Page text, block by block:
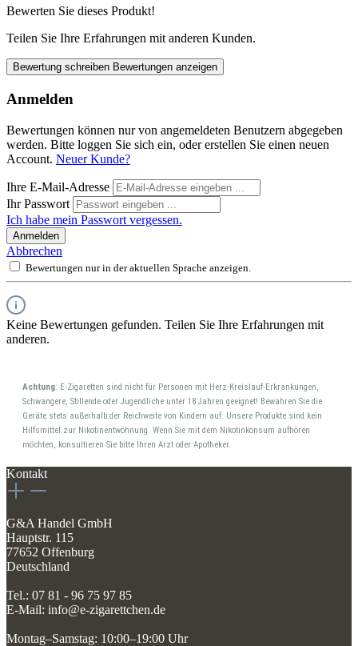
Bewerten Sie dieses Produkt!
Teilen Sie Ihre Erfahrungen mit anderen Kunden.
Bewertung schreiben Bewertungen anzeigen
Anmelden
Bewertungen können nur von angemeldeten Benutzern abgegeben
werden. Bitte loggen Sie sich ein, oder erstellen Sie einen neuen
Account. Neuer Kunde?
Ihre E-Mail-Adresse
Ihr Passwort
Ich habe mein Passwort vergessen.
Anmelden
Abbrechen
Bewertungen nur in der aktuellen Sprache anzeigen.
Keine Bewertungen gefunden. Teilen Sie Ihre Erfahrungen mit
anderen.
Achtung: E-Zigaretten sind nicht für Personen mit Herz-Kreislauf-Erkrankungen,
Schwangere, Stillende oder Jugendliche unter 18 Jahren geeignet! Bewahren Sie die
Geräte stets außerhalb der Reichweite von Kindern auf. Unsere Produkte sind kein
Hilfsmittel zur Nikotinentwöhnung. Wenn Sie mit dem Nikotinkonsum aufhören
möchten, konsultieren Sie bitte Ihren Arzt oder Apotheker.
Kontakt
G&A Handel GmbH
Hauptstr. 115
77652 Offenburg
Deutschland
Tel.: 07 81 - 96 75 97 85
E-Mail: info@e-zigarettchen.de
Montag–Samstag: 10:00–19:00 Uhr